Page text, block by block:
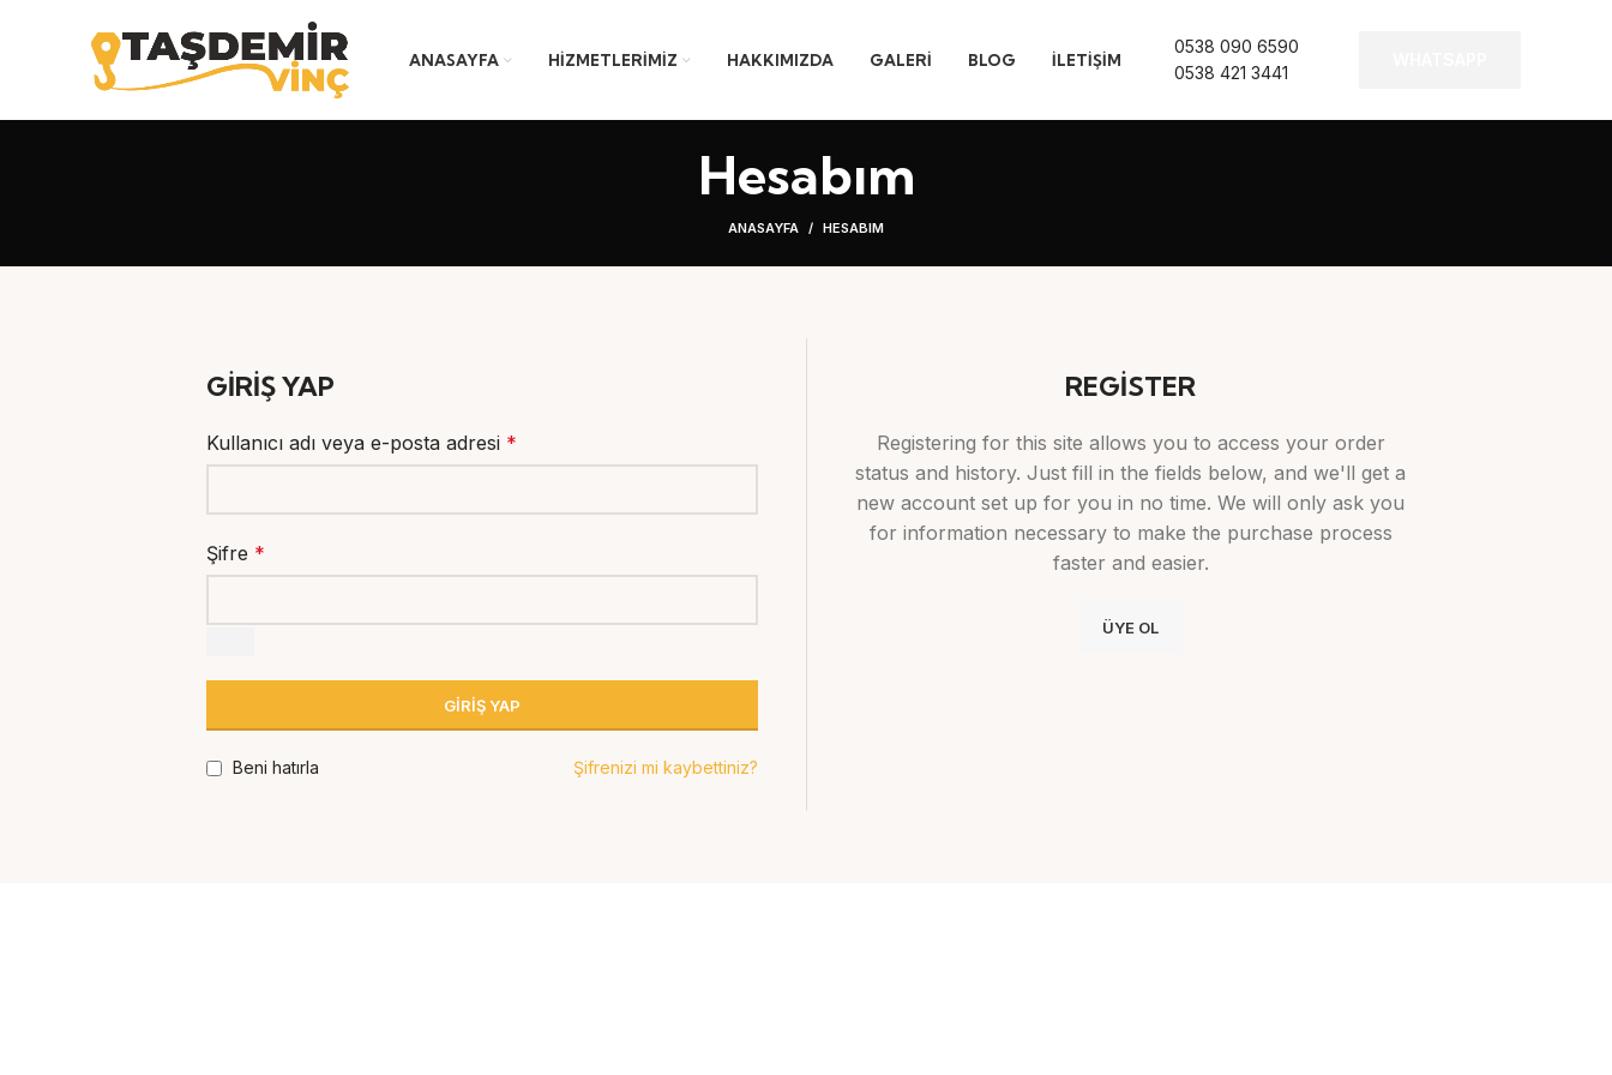
ANASAYFA HIZMETLERIMIZ HAKKIMIZDA GALERI BLOG İLETIŞIM
0538 090 6590
0538 421 3441
Hesabım
ANASAYFA HESABIM
GIRIŞ YAP
Kullanıcı adı veya e-posta adresi *
Şifre *
GIRIŞ YAP
Şifrenizi mi kaybettiniz?
Beni hatırla
REGISTER
Registering for this site allows you to access your order
status and history. Just fill in the fields below, and we'll get a
new account set up for you in no time. We will only ask you
for information necessary to make the purchase process
faster and easier.
ÜYE OL